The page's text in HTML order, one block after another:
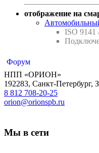
отображение на
ISO 9141
Форум
НПП «ОРИОН»
192283, Санкт-Петербург,
8 812 708-20-25
orion@orionspb.ru
Мы в сети